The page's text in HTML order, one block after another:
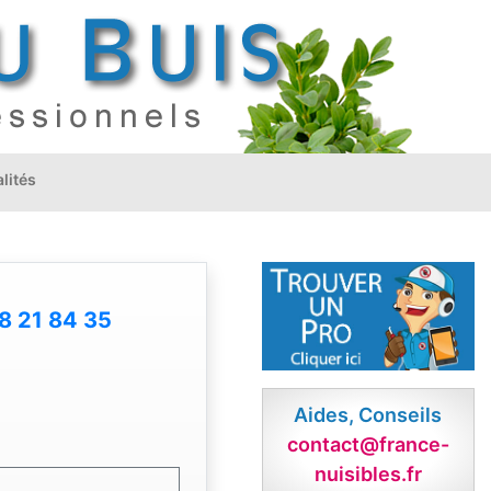
21 84 35
Aides, Conseils
contact@france-
nuisibles.fr